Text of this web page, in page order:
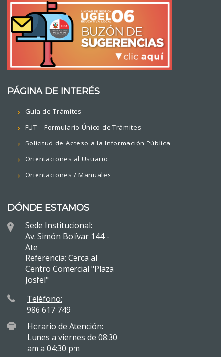
PÁGINA DE INTERÉS
Guía de Trámites
FUT – Formulario Único de Trámites
Solicitud de Acceso a la Información Pública
Orientaciones al Usuario
Orientaciones / Manuales
DÓNDE ESTAMOS
Sede Institucional:
Av. Simón Bolívar 144 -
Ate
Referencia: Cerca al
Centro Comercial "Plaza
Josfel"
Teléfono:
986 617 749
Horario de Atención:
Lunes a viernes de 08:30
am a 04:30 pm